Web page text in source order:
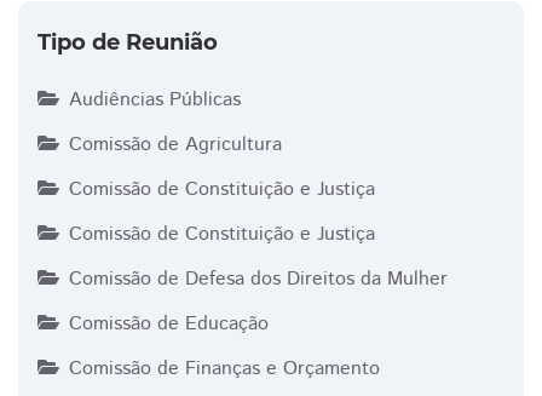
Tipo de Reunião
Audiências Públicas
Comissão de Agricultura
Comissão de Constituição e Justiça
Comissão de Constituição e Justiça
Comissão de Defesa dos Direitos da Mulher
Comissão de Educação
Comissão de Finanças e Orçamento